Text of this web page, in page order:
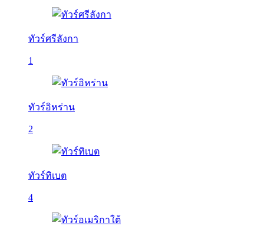
ทัวร์ศรีลังกา
1
ทัวร์อิหร่าน
2
ทัวร์ทิเบต
4